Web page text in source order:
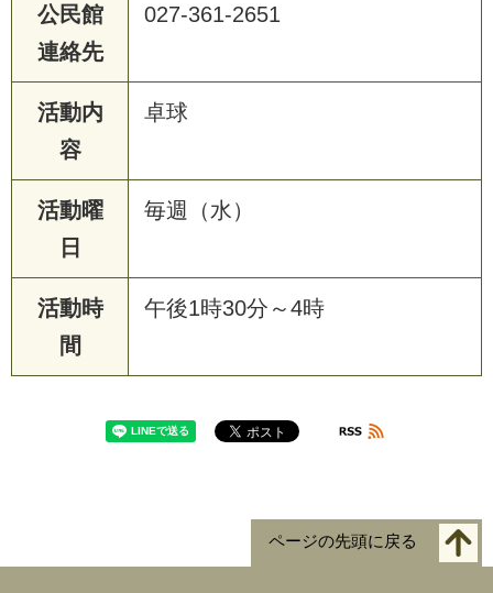
公民館
連絡先
027-361-2651
活動内
容
卓球
活動曜
日
毎週（水）
活動時
間
午後1時30分～4時
ページの先頭に戻る